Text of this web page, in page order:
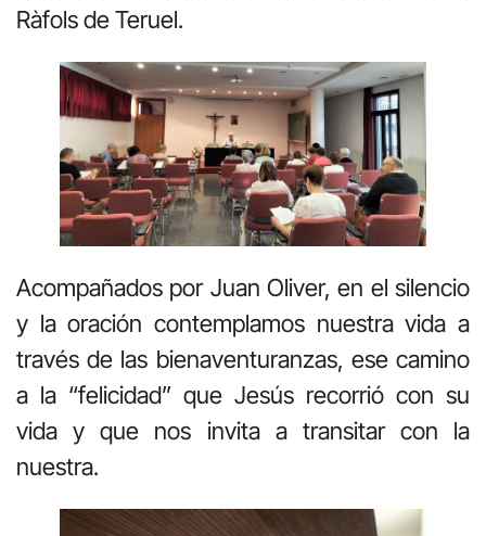
Ràfols de Teruel.
Acompañados por Juan Oliver, en el silencio
y la oración contemplamos nuestra vida a
través de las bienaventuranzas, ese camino
a la “felicidad” que Jesús recorrió con su
vida y que nos invita a transitar con la
nuestra.